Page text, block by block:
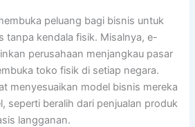
peluang bagi bisnis untuk
tanpa kendala fisik. Misalnya, e-
perusahaan menjangkau pasar
toko fisik di setiap negara.
menyesuaikan model bisnis mereka
seperti beralih dari penjualan produk
langganan.